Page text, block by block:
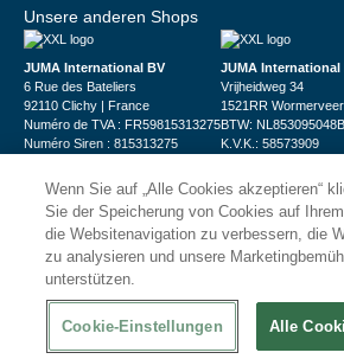
Unsere anderen Shops
JUMA International BV
6 Rue des Bateliers
92110 Clichy | France
Numéro de TVA : FR59815313275
Numéro Siren : 815313275
JUMA International
Vrijheidweg 34
1521RR
BTW:
K.V.K.: 58573909
© 2026XXLgastro
Datenschutz Impressum
Wenn Sie auf „Alle Cookies akzeptieren“
Sie der Speicherung von Cookies auf
die Websitenavigation zu verbessern, die
zu analysieren und unsere
unterstützen.
Cookie-Einstellungen Alle